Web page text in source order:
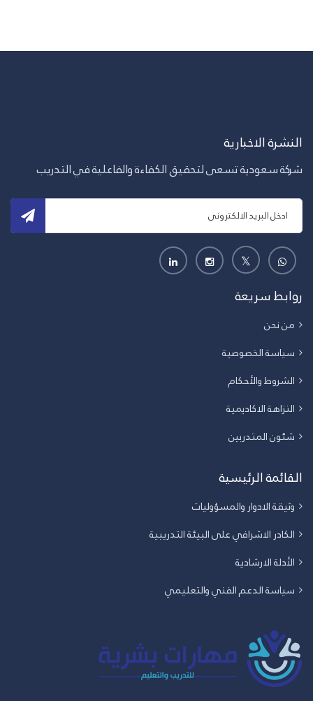
النشرة الاخبارية
شركة سعودية تسعى لتحقيق الكفاءة والفاعلية في التدريب
روابط سريعة
من نحن
سياسة الخصوصية
الشروط والأحكام
النزاهة الاكاديمية
شئون المتدربين
القائمة الرئيسية
وثيقة الادوار والمسؤوليات
الكادر الاشرافي على البيئة التدريبية
الأدلة الارشادية
سياسة الدعم الفني والتعليمي